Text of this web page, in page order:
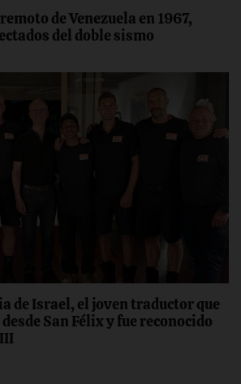
de Venezuela en 1967,
del doble sismo
de Israel, el joven traductor que
San Félix y fue reconocido